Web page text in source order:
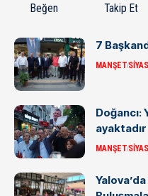
Beğen Takip Et
7
MANŞET
ayaktadır
MANŞET